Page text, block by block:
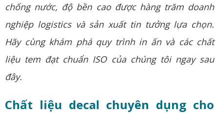
chống nước, độ bền cao được hàng trăm doanh
nghiệp logistics và sản xuất tin tưởng lựa chọn.
Hãy cùng khám phá quy trình in ấnvà các chất
liệu tem đạt chuẩn ISO của chúng tôi ngay sau
đây.
Chất liệu decal chuyên dụng cho